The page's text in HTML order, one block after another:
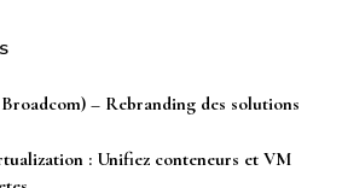
– Rebranding des solutions
: Unifiez conteneurs et VM